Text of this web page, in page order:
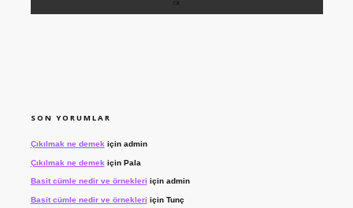
SON YORUMLAR
Çıkılmak ne demek için admin
Çıkılmak ne demek için Pala
Basit cümle nedir ve örnekleri için admin
Basit cümle nedir ve örnekleri için Tunç